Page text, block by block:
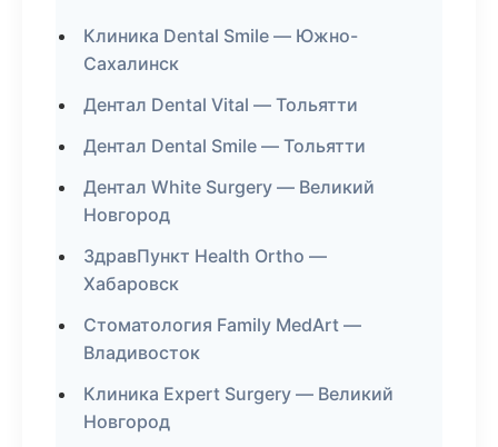
Клиника Dental Smile — Южно-
Сахалинск
Дентал Dental Vital — Тольятти
Дентал Dental Smile — Тольятти
Дентал White Surgery — Великий
Новгород
ЗдравПункт Health Ortho —
Хабаровск
Стоматология Family MedArt —
Владивосток
Клиника Expert Surgery — Великий
Новгород